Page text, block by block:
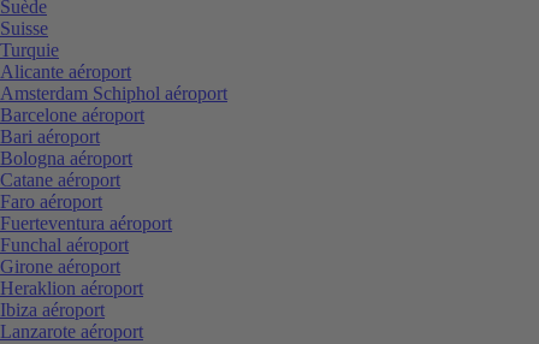
Suède
Suisse
Turquie
Alicante aéroport
Amsterdam Schiphol aéroport
Barcelone aéroport
Bari aéroport
Bologna aéroport
Catane aéroport
Faro aéroport
Fuerteventura aéroport
Funchal aéroport
Girone aéroport
Heraklion aéroport
Ibiza aéroport
Lanzarote aéroport